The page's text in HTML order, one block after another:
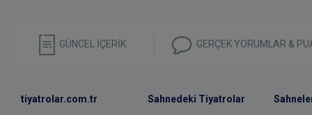
GÜNCEL İÇERİK GERÇEK YORUMLAR &
tiyatrolar.com.tr Sahnedeki Tiyatrolar